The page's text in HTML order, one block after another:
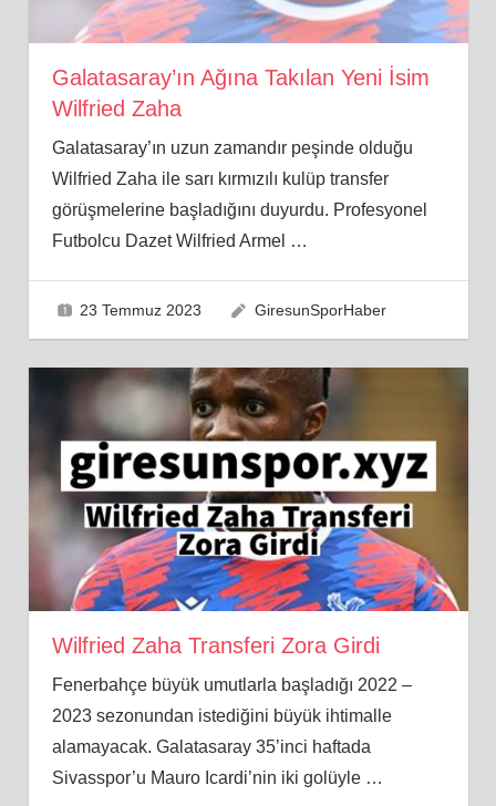
Galatasaray’ın Ağına Takılan Yeni İsim
Wilfried Zaha
Galatasaray’ın uzun zamandır peşinde olduğu
Wilfried Zaha ile sarı kırmızılı kulüp transfer
görüşmelerine başladığını duyurdu. Profesyonel
Futbolcu Dazet Wilfried Armel …
23 Temmuz 2023 GiresunSporHaber
Wilfried Zaha Transferi Zora Girdi
Fenerbahçe büyük umutlarla başladığı 2022 –
2023 sezonundan istediğini büyük ihtimalle
alamayacak. Galatasaray 35’inci haftada
Sivasspor’u Mauro Icardi’nin iki golüyle …